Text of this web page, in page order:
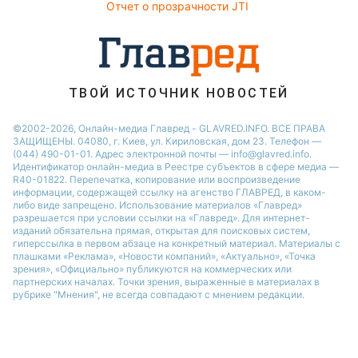
Отчет о прозрачности JTI
ТВОЙ ИСТОЧНИК НОВОСТЕЙ
©2002-2026, Онлайн-медиа Главред - GLAVRED.INFO. ВСЕ ПРАВА
ЗАЩИЩЕНЫ. 04080, г. Киев, ул. Кириловская, дом 23. Телефон —
(044) 490-01-01. Адрес электронной почты — info@glavred.info.
Идентификатор онлайн-медиа в Реестре cубъектов в сфере медиа —
R40-01822. Перепечатка, копирование или воспроизведение
информации, содержащей ссылку на агенство ГЛАВРЕД, в каком-
либо виде запрещено. Использование материалов «Главред»
разрешается при условии ссылки на «Главред». Для интернет-
изданий обязательна прямая, открытая для поисковых систем,
гиперссылка в первом абзаце на конкретный материал. Материалы с
плашками «Реклама», «Новости компаний», «Актуально», «Точка
зрения», «Официально» публикуются на коммерческих или
партнерских началах. Точки зрения, выраженные в материалах в
рубрике "Мнения", не всегда совпадают с мнением редакции.